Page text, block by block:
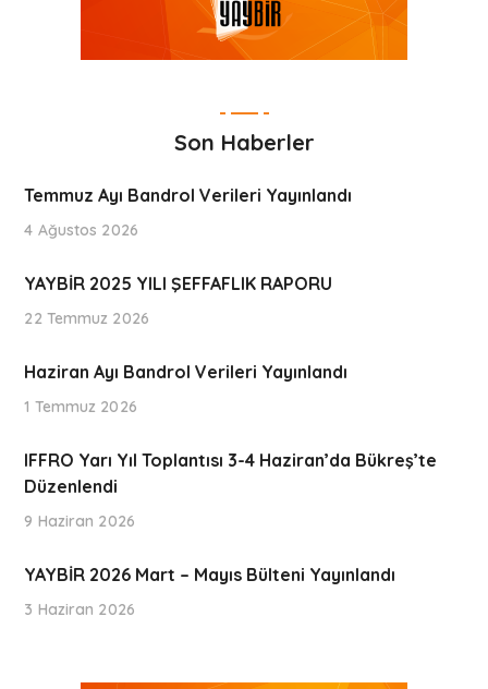
Son Haberler
Temmuz Ayı Bandrol Verileri Yayınlandı
4 Ağustos 2026
YAYBİR 2025 YILI ŞEFFAFLIK RAPORU
22 Temmuz 2026
Haziran Ayı Bandrol Verileri Yayınlandı
1 Temmuz 2026
IFFRO Yarı Yıl Toplantısı 3-4 Haziran’da Bükreş’te
Düzenlendi
9 Haziran 2026
YAYBİR 2026 Mart – Mayıs Bülteni Yayınlandı
3 Haziran 2026